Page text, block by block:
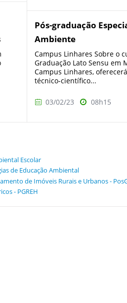
Pós-graduação
Ambiente
Campus Linhares Sobre o
Graduação Lato Sensu em
Campus Linhares,
técnico-científico...
03/02/23 08h15
Escolar
de Educação Ambiental
de Imóveis Rurais e Urbanos -
- PGREH